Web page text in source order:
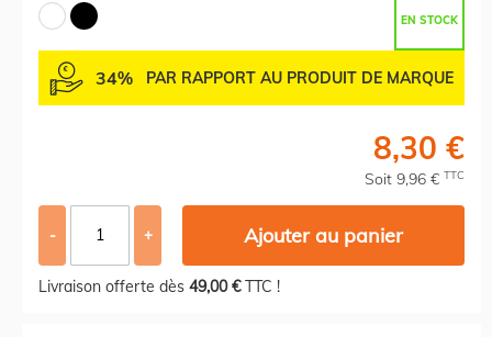
EN STOCK
34% PAR RAPPORT AU PRODUIT DE MARQUE
8,30 €
Soit 9,96 € TTC
- + Ajouter au panier
Livraison offerte dès 49,00 €TTC !